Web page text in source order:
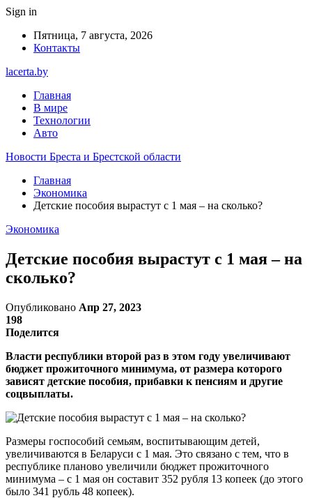
Sign in
Пятница, 7 августа, 2026
Контакты
lacerta.by
Главная
В мире
Технологии
Авто
Новости Бреста и Брестской области
Главная
Экономика
Детские пособия вырастут с 1 мая – на сколько?
Экономика
Детские пособия вырастут с 1 мая – на
сколько?
Опубликовано Апр 27, 2023
198
Поделится
Власти республики второй раз в этом году увеличивают
бюджет прожиточного минимума, от размера которого
зависят детские пособия, прибавки к пенсиям и другие
соцвыплаты.
Размеры госпособий семьям, воспитывающим детей,
увеличиваются в Беларуси с 1 мая. Это связано с тем, что в
республике планово увеличили бюджет прожиточного
минимума – с 1 мая он составит 352 рубля 13 копеек (до этого
было 341 рубль 48 копеек).